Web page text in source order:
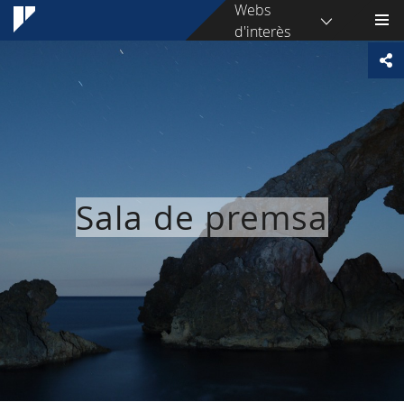
Webs
d'interès
Sala de premsa